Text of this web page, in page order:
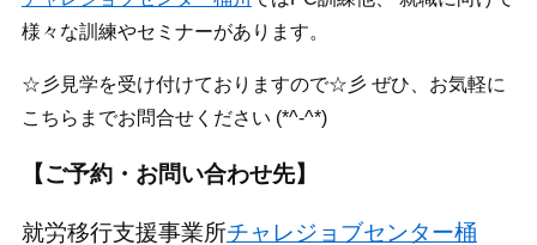
様々な訓練やセミナーがあります。
☆彡見学を受け付けておりますので☆彡 ぜひ、お気軽に
こちらまでお問合せください (*^-^*)
【ご予約・お問い合わせ先】
就労移行支援事業所チャレジョブセンター桶